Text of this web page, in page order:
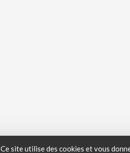
Ce site utilise des cookies et vous